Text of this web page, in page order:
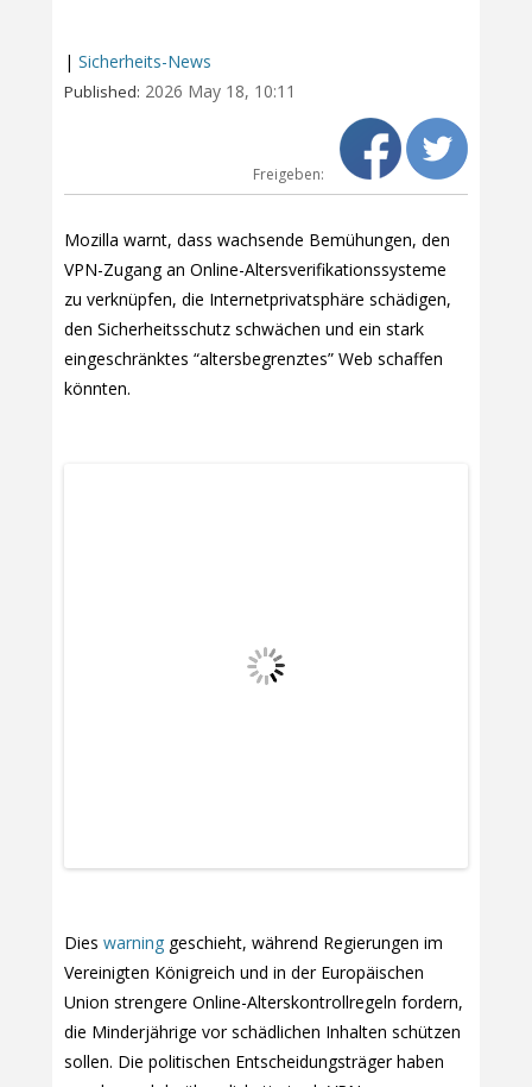
| Sicherheits-News
Published: 2026 May 18, 10:11
Freigeben:
Mozilla warnt, dass wachsende Bemühungen, den
VPN-Zugang an Online-Altersverifikationssysteme
zu verknüpfen, die Internetprivatsphäre schädigen,
den Sicherheitsschutz schwächen und ein stark
eingeschränktes “altersbegrenztes” Web schaffen
könnten.
Dies warning geschieht, während Regierungen im
Vereinigten Königreich und in der Europäischen
Union strengere Online-Alterskontrollregeln fordern,
die Minderjährige vor schädlichen Inhalten schützen
sollen. Die politischen Entscheidungsträger haben